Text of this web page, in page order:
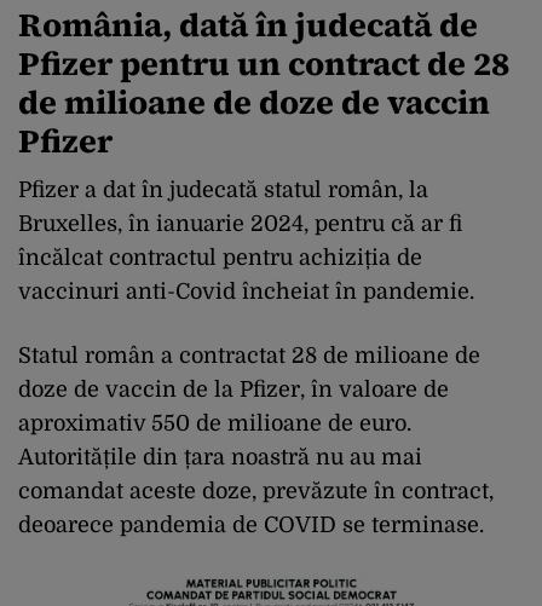
România, dată în judecată de
Pfizer pentru un contract de 28
de milioane de doze de vaccin
Pfizer
Pfizer a dat în judecată statul român, la
Bruxelles, în ianuarie 2024, pentru că ar fi
încălcat contractul pentru achiziția de
vaccinuri anti-Covid încheiat în pandemie.
Statul român a contractat 28 de milioane de
doze de vaccin de la Pfizer, în valoare de
aproximativ 550 de milioane de euro.
Autoritățile din țara noastră nu au mai
comandat aceste doze, prevăzute în contract,
deoarece pandemia de COVID se terminase.